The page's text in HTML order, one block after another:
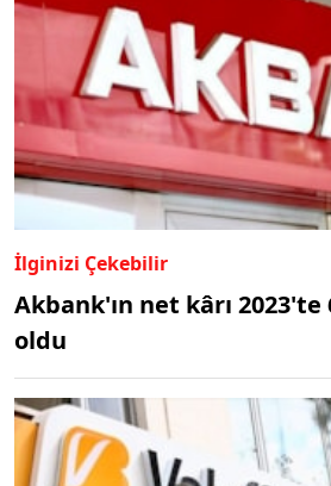
İlginizi Çekebilir
Akbank'ın net kârı 2023'te
oldu